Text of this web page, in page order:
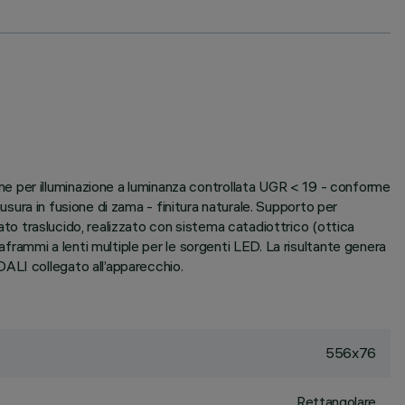
illuminazione a luminanza controllata UGR < 19 - conforme
in fusione di zama - finitura naturale. Supporto per
traslucido, realizzato con sistema catadiottrico (ottica
a lenti multiple per le sorgenti LED. La risultante genera
collegato all’apparecchio.
556x76
Rettangolare